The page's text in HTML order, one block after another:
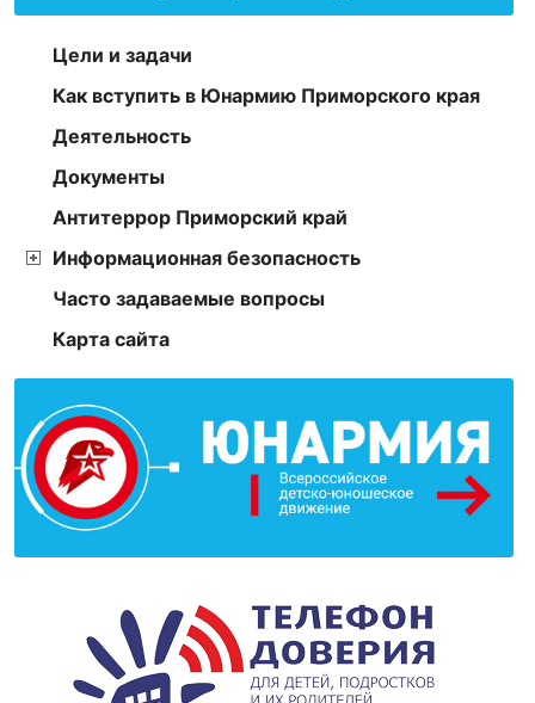
Цели и задачи
Как вступить в Юнармию Приморского края
Деятельность
Документы
Антитеррор Приморский край
Информационная безопасность
Часто задаваемые вопросы
Карта сайта